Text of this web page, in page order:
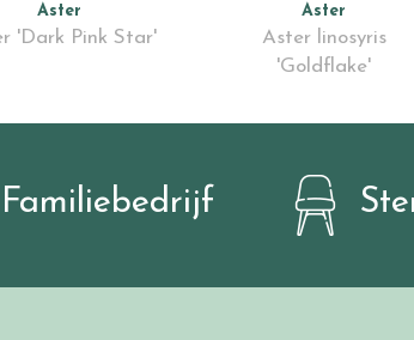
Aster
'Dark Pink Star'
Aster
Aster linosyris
'Goldflake'
Familiebedrijf